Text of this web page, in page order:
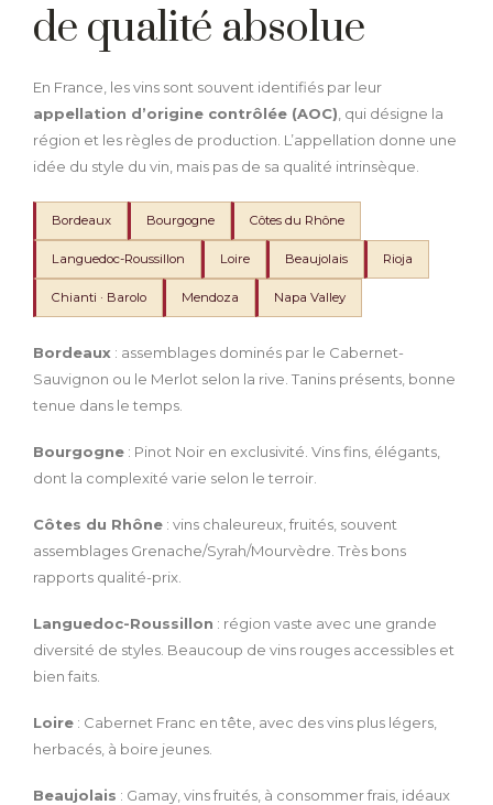
de qualité absolue
En France, les vins sont souvent identifiés par leur
appellation d’origine contrôlée (AOC) , qui désigne la
région et les règles de production. L’appellation donne une
idée du style du vin, mais pas de sa qualité intrinsèque.
Bordeaux Bourgogne Côtes du Rhône
Languedoc-Roussillon Loire Beaujolais Rioja
Chianti · Barolo Mendoza Napa Valley
Bordeaux : assemblages dominés par le Cabernet-
Sauvignon ou le Merlot selon la rive. Tanins présents, bonne
tenue dans le temps.
Bourgogne : Pinot Noir en exclusivité. Vins fins, élégants,
dont la complexité varie selon le terroir.
Côtes du Rhône : vins chaleureux, fruités, souvent
assemblages Grenache/Syrah/Mourvèdre. Très bons
rapports qualité-prix.
Languedoc-Roussillon : région vaste avec une grande
diversité de styles. Beaucoup de vins rouges accessibles et
bien faits.
Loire : Cabernet Franc en tête, avec des vins plus légers,
herbacés, à boire jeunes.
Beaujolais : Gamay, vins fruités, à consommer frais, idéaux